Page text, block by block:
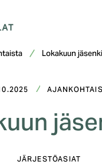
Lokakuun
JÄRJESTÖASIAT